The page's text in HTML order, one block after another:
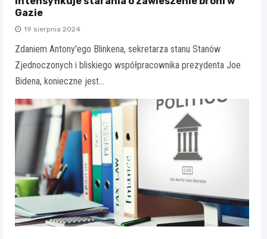
Gazie
19 sierpnia 2024
Zdaniem Antony'ego Blinkena, sekretarza stanu Stanów
Zjednoczonych i bliskiego współpracownika prezydenta Joe
Bidena, konieczne jest…